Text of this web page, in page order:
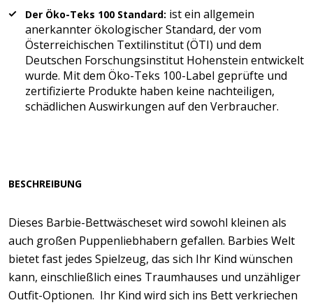
Der Öko-Teks 100 Standard: ist ein allgemein
anerkannter ökologischer Standard, der vom
Österreichischen Textilinstitut (ÖTI) und dem
Deutschen Forschungsinstitut Hohenstein entwickelt
wurde. Mit dem Öko-Teks 100-Label geprüfte und
zertifizierte Produkte haben keine nachteiligen,
schädlichen Auswirkungen auf den Verbraucher.
BESCHREIBUNG
Dieses Barbie-Bettwäscheset wird sowohl kleinen als
auch großen Puppenliebhabern gefallen. Barbies Welt
bietet fast jedes Spielzeug, das sich Ihr Kind wünschen
kann, einschließlich eines Traumhauses und unzähliger
Outfit-Optionen. Ihr Kind wird sich ins Bett verkriechen